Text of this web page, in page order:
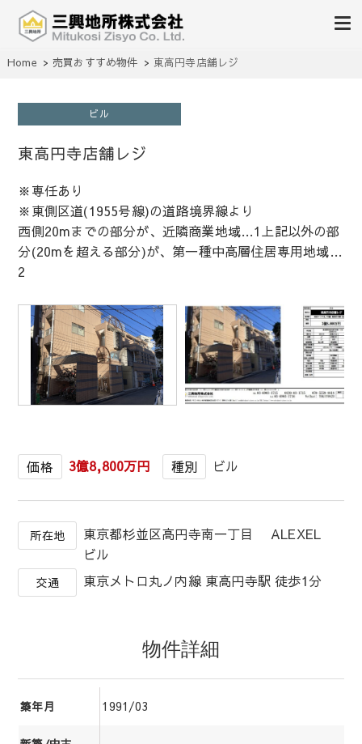
三興地所株式会社
不動産の売買、賃貸、仲介、管理
Home 売買おすすめ物件 東高円寺店舗レジ
ビル
東高円寺店舗レジ
※専任あり
※東側区道(1955号線)の道路境界線より
西側20mまでの部分が、近隣商業地域…1上記以外の部
分(20mを超える部分)が、第一種中高層住居専用地域…
2
1/1
価格 3億8,800万円 種別 ビル
所在地
東京都杉並区高円寺南一丁目 ALEXEL
ビル
交通 東京メトロ丸ノ内線 東高円寺駅 徒歩1分
物件詳細
築年月 1991/03